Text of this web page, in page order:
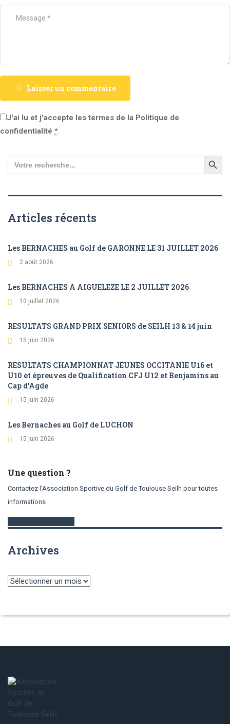
Laisser un commentaire
J'ai lu et j'accepte les termes de la Politique de
confidentialité *
Search
for:
Articles récents
Les BERNACHES au Golf de GARONNE LE 31 JUILLET 2026
2 août 2026
Les BERNACHES A AIGUELEZE LE 2 JUILLET 2026
10 juillet 2026
RESULTATS GRAND PRIX SENIORS de SEILH 13 & 14 juin
15 juin 2026
RESULTATS CHAMPIONNAT JEUNES OCCITANIE U16 et
U10 et épreuves de Qualification CFJ U12 et Benjamins au
Cap d’Agde
15 juin 2026
Les Bernaches au Golf de LUCHON
15 juin 2026
Une question ?
Contactez l’Association Sportive du Golf de Toulouse Seilh pour toutes
informations :
Archives
Archives